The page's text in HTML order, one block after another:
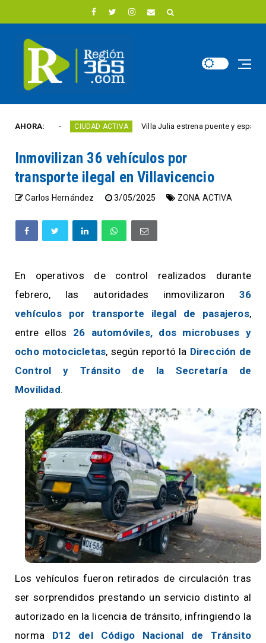
AHORA:
año CIUDAD ACTIVA Villa Julia estrena puente y espacios
Inmovilizan 36 vehículos por
transporte ilegal en Villavicencio
Carlos Hernández 3/05/2025 ZONA ACTIVA
En operativos de control realizados durante
febrero, las autoridades inmovilizaron 36
vehículos por transporte ilegal de pasajeros,
entre ellos 26 automóviles, dos microbuses y
ocho motocicletas, según reportó la Dirección de
Control y Tránsito de la Secretaría de
Movilidad.
Los vehículos fueron retirados de circulación tras
ser sorprendidos prestando un servicio distinto al
autorizado en la licencia de tránsito, infringiendo la
norma D12 del Código Nacional de Tránsito